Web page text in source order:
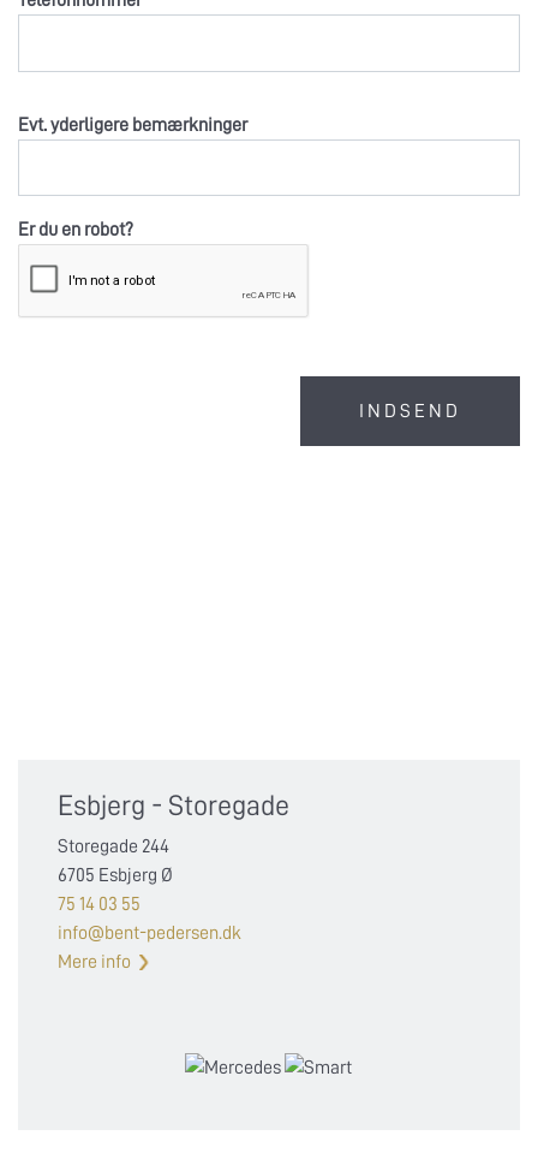
Evt. yderligere bemærkninger
Er du en robot?
Esbjerg - Storegade
Storegade 244
6705 Esbjerg Ø
75 14 03 55
info@bent-pedersen.dk
Mere info